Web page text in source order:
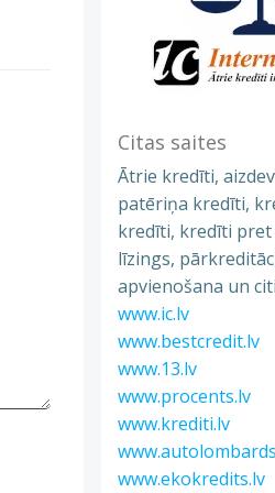
Citas saites
Ātrie kredīti,
patēriņa kredīti,
kredīti, kredīti
līzings,
apvienošana un
www.ic.lv
www.bestcredit.lv
www.13.lv
www.procents.lv
www.krediti.lv
www.ekokredits.lv